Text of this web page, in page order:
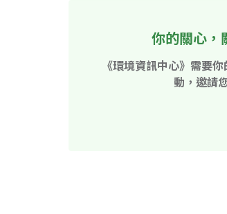
你的關心
《環境資訊中心》需要
動，邀請